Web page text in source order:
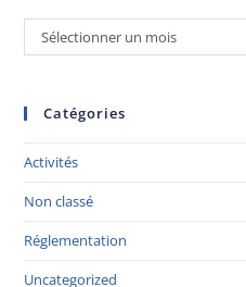
Sélectionner un mois
Catégories
Activités
Non classé
Réglementation
Uncategorized